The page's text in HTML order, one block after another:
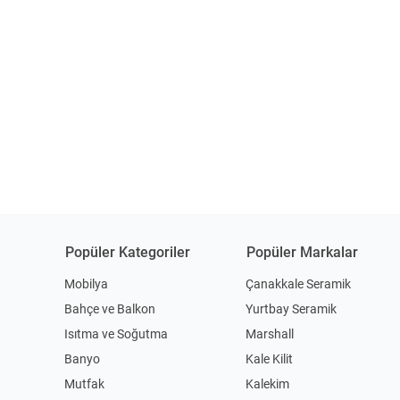
Popüler Kategoriler
Mobilya
Bahçe ve Balkon
Isıtma ve Soğutma
Banyo
Mutfak
Popüler Markalar
Çanakkale Seramik
Yurtbay Seramik
Marshall
Kale Kilit
Kalekim